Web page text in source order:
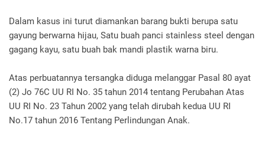
Dalam kasus ini turut diamankan barang bukti berupa satu
gayung berwarna hijau, Satu buah panci stainless steel dengan
gagang kayu, satu buah bak mandi plastik warna biru.
Atas perbuatannya tersangka diduga melanggar Pasal 80 ayat
(2) Jo 76C UU RI No. 35 tahun 2014 tentang Perubahan Atas
UU RI No. 23 Tahun 2002 yang telah dirubah kedua UU RI
No.17 tahun 2016 Tentang Perlindungan Anak.